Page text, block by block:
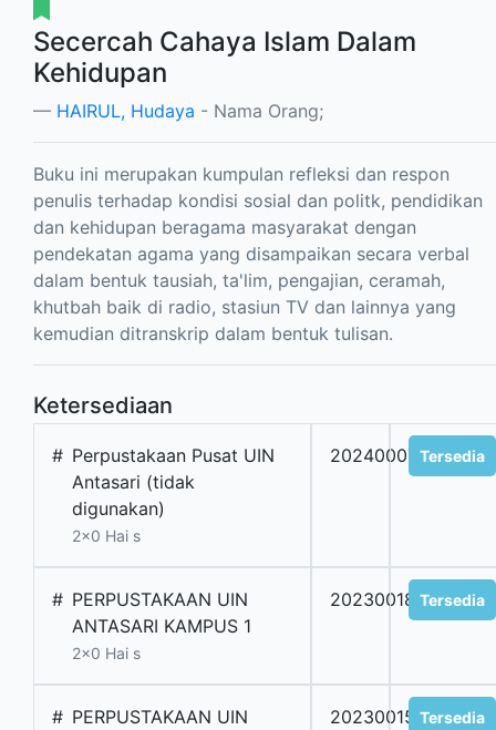
Secercah Cahaya Islam Dalam
Kehidupan
HAIRUL, Hudaya - Nama Orang;
Buku ini merupakan kumpulan refleksi dan respon
penulis terhadap kondisi sosial dan politk, pendidikan
dan kehidupan beragama masyarakat dengan
pendekatan agama yang disampaikan secara verbal
dalam bentuk tausiah, ta'lim, pengajian, ceramah,
khutbah baik di radio, stasiun TV dan lainnya yang
kemudian ditranskrip dalam bentuk tulisan.
Ketersediaan
# Perpustakaan Pusat UIN
Antasari (tidak
digunakan)
2x0 Hai s
2024000766Tersedia
# PERPUSTAKAAN UIN
ANTASARI KAMPUS 1
2x0 Hai s
2023001837Tersedia
# PERPUSTAKAAN UIN
2023001536Tersedia